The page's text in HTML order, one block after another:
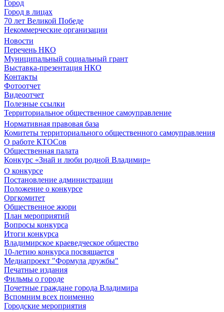
Город
Город в лицах
70 лет Великой Победе
Некоммерческие организации
Новости
Перечень НКО
Муниципальный социальный грант
Выставка-презентация НКО
Контакты
Фотоотчет
Видеоотчет
Полезные ссылки
Территориальное общественное самоуправление
Нормативная правовая база
Комитеты территориального общественного самоуправления
О работе КТОСов
Общественная палата
Конкурс «Знай и люби родной Владимир»
О конкурсе
Постановление администрации
Положение о конкурсе
Оргкомитет
Общественное жюри
План мероприятий
Вопросы конкурса
Итоги конкурса
Владимирское краеведческое общество
10-летию конкурса посвящается
Медиапроект "Формула дружбы"
Печатные издания
Фильмы о городе
Почетные граждане города Владимира
Вспомним всех поименно
Городские мероприятия